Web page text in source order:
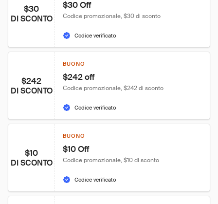
$30
DI SCONTO
$30 Off
Codice promozionale, $30 di sconto
Codice verificato
$242
DI SCONTO
BUONO
$242 off
Codice promozionale, $242 di sconto
Codice verificato
$10
DI SCONTO
BUONO
$10 Off
Codice promozionale, $10 di sconto
Codice verificato